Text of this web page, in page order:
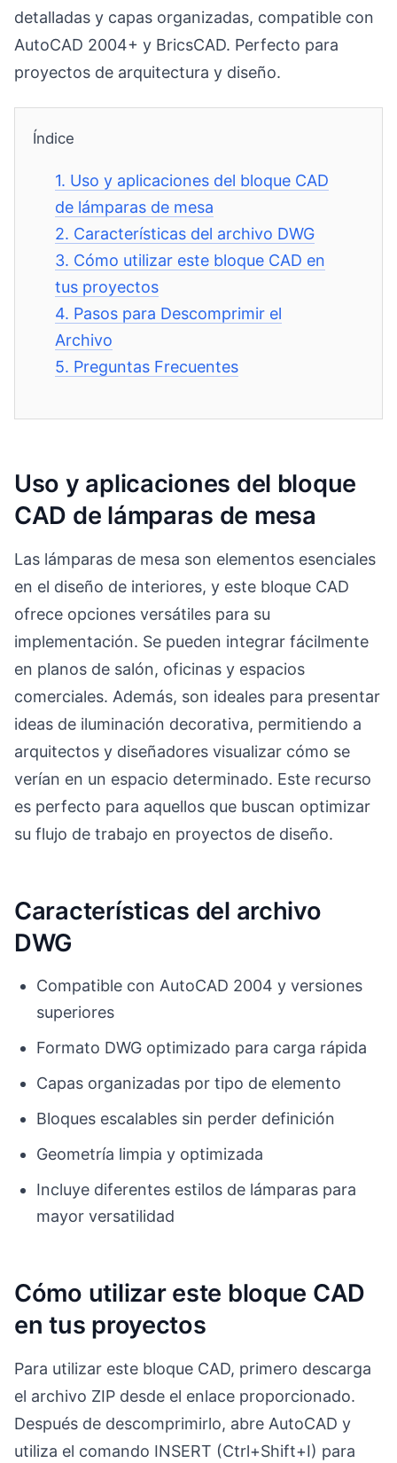
detalladas y capas organizadas, compatible con
AutoCAD 2004+ y BricsCAD. Perfecto para
proyectos de arquitectura y diseño.
Índice
1. Uso y aplicaciones del bloque CAD
de lámparas de mesa
2. Características del archivo DWG
3. Cómo utilizar este bloque CAD en
tus proyectos
4. Pasos para Descomprimir el
Archivo
5. Preguntas Frecuentes
Uso y aplicaciones del bloque
CAD de lámparas de mesa
Las lámparas de mesa son elementos esenciales
en el diseño de interiores, y este bloque CAD
ofrece opciones versátiles para su
implementación. Se pueden integrar fácilmente
en planos de salón, oficinas y espacios
comerciales. Además, son ideales para presentar
ideas de iluminación decorativa, permitiendo a
arquitectos y diseñadores visualizar cómo se
verían en un espacio determinado. Este recurso
es perfecto para aquellos que buscan optimizar
su flujo de trabajo en proyectos de diseño.
Características del archivo
DWG
Compatible con AutoCAD 2004 y versiones
superiores
Formato DWG optimizado para carga rápida
Capas organizadas por tipo de elemento
Bloques escalables sin perder definición
Geometría limpia y optimizada
Incluye diferentes estilos de lámparas para
mayor versatilidad
Cómo utilizar este bloque CAD
en tus proyectos
Para utilizar este bloque CAD, primero descarga
el archivo ZIP desde el enlace proporcionado.
Después de descomprimirlo, abre AutoCAD y
utiliza el comando INSERT (Ctrl+Shift+I) para